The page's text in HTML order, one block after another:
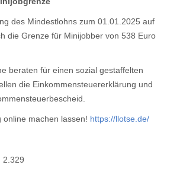
des Mindestlohns zum 01.01.2025 auf
die Grenze für Minijobber von 538 Euro
beraten für einen sozial gestaffelten
die Einkommensteuererklärung und
machen lassen! https://llotse.de/
2.329